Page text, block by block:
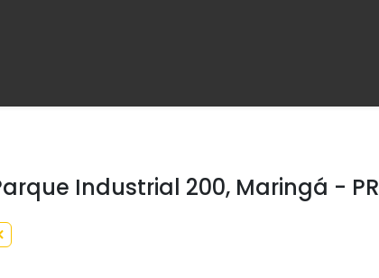
Industrial 200, Maringá - PR